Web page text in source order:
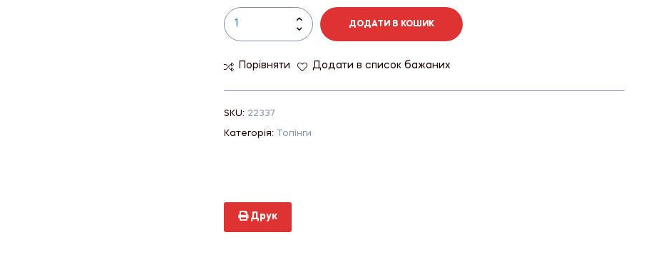
ДОДАТИ В КОШИК
Порівняти Додати в список бажаних
SKU: 22337
Категорія: Топінги
Друк